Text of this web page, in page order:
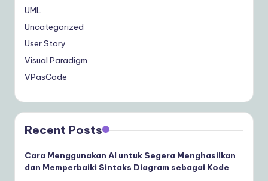
UML
Uncategorized
User Story
Visual Paradigm
VPasCode
Recent Posts
Cara Menggunakan AI untuk Segera Menghasilkan
dan Memperbaiki Sintaks Diagram sebagai Kode